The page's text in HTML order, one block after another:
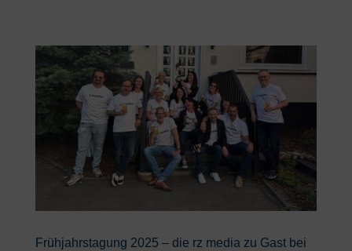
Frühjahrstagung 2025 – die rz media zu Gast bei